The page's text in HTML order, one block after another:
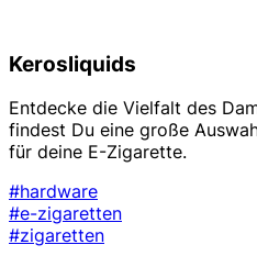
Kerosliquids
Entdecke die Vielfalt des
findest Du eine große
für deine E-Zigarette.
#hardware
#e-zigaretten
#zigaretten